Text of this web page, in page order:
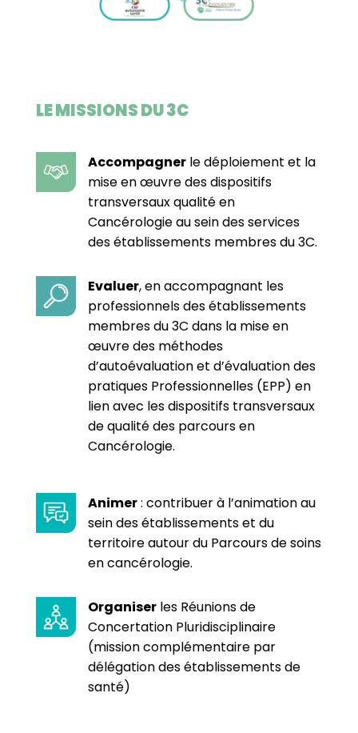
LE MISSIONS DU 3C
Accompagnerle déploiement et la
mise en œuvre des dispositifs
transversaux qualité en
Cancérologie au sein des services
des établissements membres du 3C.
Evaluer, en accompagnant les
professionnels des établissements
membres du 3C dans la mise en
œuvre des méthodes
d’autoévaluation et d’évaluation des
pratiques Professionnelles (EPP) en
lien avec les dispositifs transversaux
de qualité des parcours en
Cancérologie.
Animer: contribuer à l’animation au
sein des établissements et du
territoire autour du Parcours de soins
en cancérologie.
Organiserles Réunions de
Concertation Pluridisciplinaire
(mission complémentaire par
délégation des établissements de
santé)